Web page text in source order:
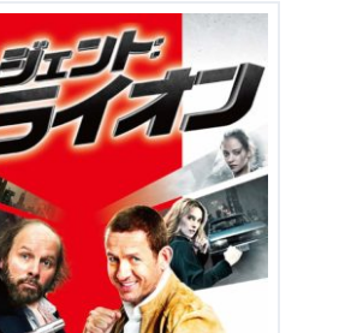
無料でU-NEXTで見る